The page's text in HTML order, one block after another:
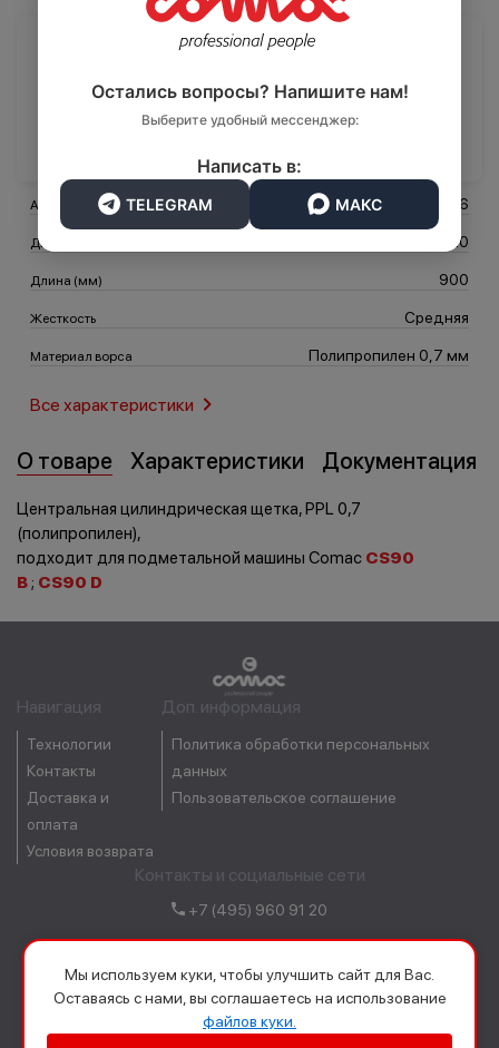
Артикул 431386
Диаметр (мм) 320
Длина (мм) 900
Жесткость Средняя
Материал ворса Полипропилен 0,7 мм
Все характеристики
В корзину
О товаре Характеристики Документация
Центральная цилиндрическая щетка, PPL 0,7
(полипропилен),
подходит для подметальной машины Comac CS90
B; CS90 D
Навигация
Технологии
Контакты
Доставка и
оплата
Условия возврата
Доп. информация
Политика обработки персональных
данных
Пользовательское соглашение
Контакты и социальные сети
+7 (495) 960 91 20
order@comacrussia.ru
Транспорт
Остались вопросы? Напишите нам!
Выберите удобный мессенджер:
Написать в:
TELEGRAM МАКС
Мы используем куки, чтобы улучшить сайт для Вас.
Оставаясь с нами, вы соглашаетесь на использование
файлов куки.